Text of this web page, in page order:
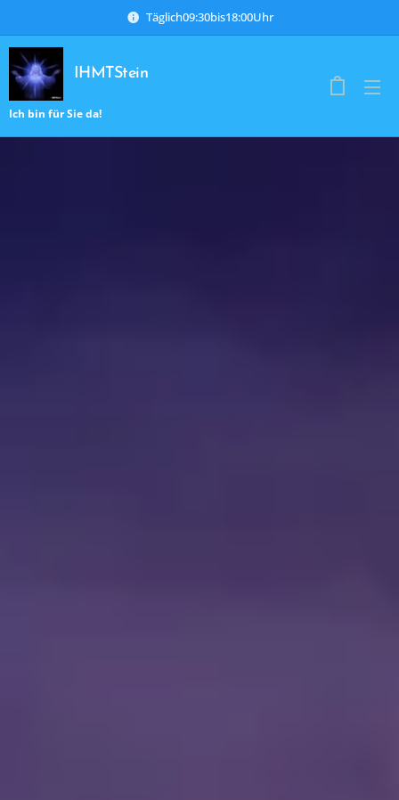
Täglich09:30bis18:00Uhr
IHMTStein
Ich bin für Sie da!